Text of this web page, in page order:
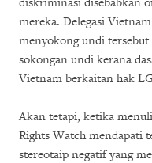
mereka. Delegasi
menyokong undi
sokongan undi kerana
Vietnam berkaitan hak
Akan tetapi, ketika
Rights Watch mendapati
stereotaip negatif yang